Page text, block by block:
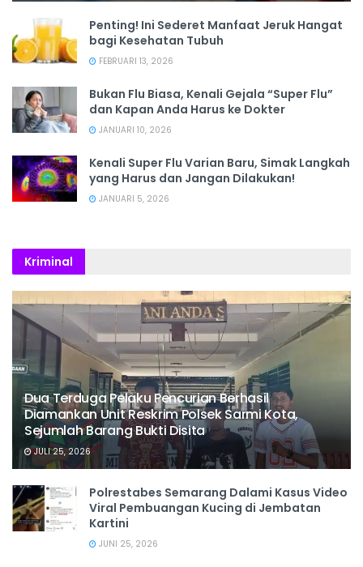
Penting! Ini Sederet Manfaat Jeruk Hangat
bagi Kesehatan Tubuh
FEBRUARI 13, 2026
Bukan Flu Biasa, Kenali Gejala “Super Flu”
dan Kapan Anda Harus ke Dokter
JANUARI 10, 2026
Kenali Super Flu Varian Baru, Simak Langkah
yang Harus dan Jangan Dilakukan!
JANUARI 5, 2026
Kriminal
Dua Terduga Pelaku Pencurian Berhasil
Diamankan Unit Reskrim Polsek Sarmi Kota,
Sejumlah Barang Bukti Disita
JULI 25, 2026
Polrestabes Semarang Dalami Kasus Video
Viral Pembuangan Kucing di Jembatan
Kartini
JUNI 25, 2026